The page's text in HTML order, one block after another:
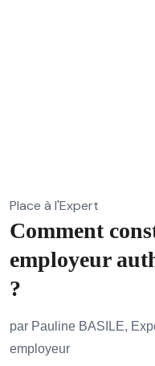
Place à l'Expert
Comment
employeur
?
par Pauline BASILE,
employeur